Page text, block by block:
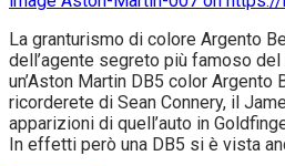
La granturismo di colore Argento
dell’agente segreto più famoso
un’Aston Martin DB5 color
ricorderete di Sean Connery, il
apparizioni di quell’auto in
In effetti però una DB5 si è vista